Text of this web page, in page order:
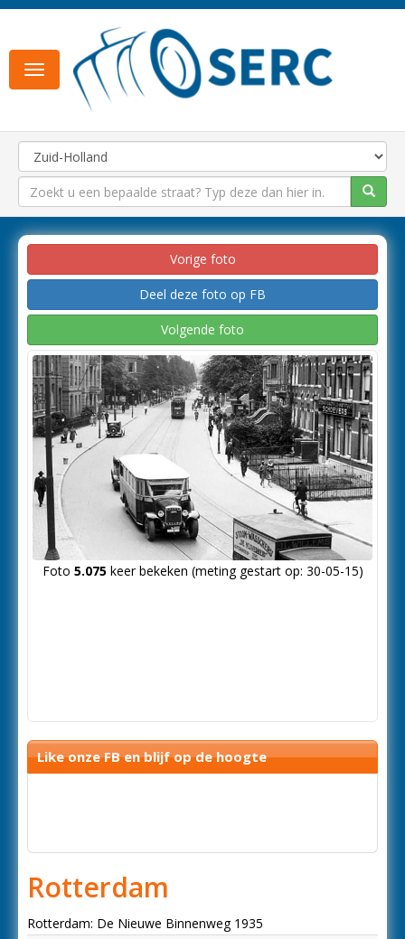
Toggle
navigation
Vorige foto
Deel deze foto op FB
Volgende foto
Foto 5.075keer bekeken (meting gestart op: 30-05-15)
Like onze FB en blijf op de hoogte
Rotterdam
Rotterdam: De Nieuwe Binnenweg 1935